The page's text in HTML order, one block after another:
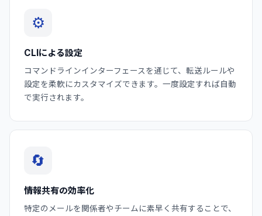
⚙️
CLIによる設定
コマンドラインインターフェースを通じて、転送ルールや
設定を柔軟にカスタマイズできます。一度設定すれば自動
で実行されます。
🔄
情報共有の効率化
特定のメールを関係者やチームに素早く共有することで、